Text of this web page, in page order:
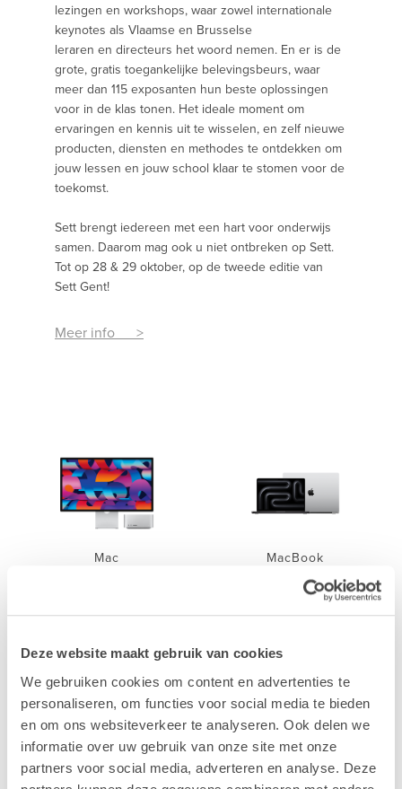
Deze website maakt gebruik van cookies
We gebruiken cookies om content en advertenties te
personaliseren, om functies voor social media te bieden
en om ons websiteverkeer te analyseren. Ook delen we
informatie over uw gebruik van onze site met onze
partners voor social media, adverteren en analyse. Deze
lezingen en workshops, waar zowel internationale
keynotes als Vlaamse en Brusselse
leraren en directeurs het woord nemen. En er is de
grote, gratis toegankelijke belevingsbeurs, waar
meer dan 115 exposanten hun beste oplossingen
voor in de klas tonen. Het ideale moment om
ervaringen en kennis uit te wisselen, en zelf nieuwe
producten, diensten en methodes te ontdekken om
jouw lessen en jouw school klaar te stomen voor de
toekomst.
Sett brengt iedereen met een hart voor onderwijs
samen. Daarom mag ook u niet ontbreken op Sett.
Tot op 28 & 29 oktober, op de tweede editie van
Sett Gent!
Meer info >
Mac MacBook
iPhone iPad